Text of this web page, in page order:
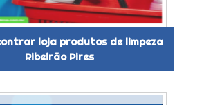
loja produtos de limpeza
Ribeirão Pires